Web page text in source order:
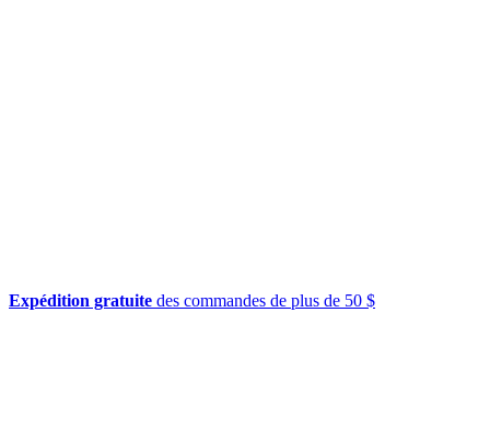
Expédition gratuite des commandes de plus de 50 $